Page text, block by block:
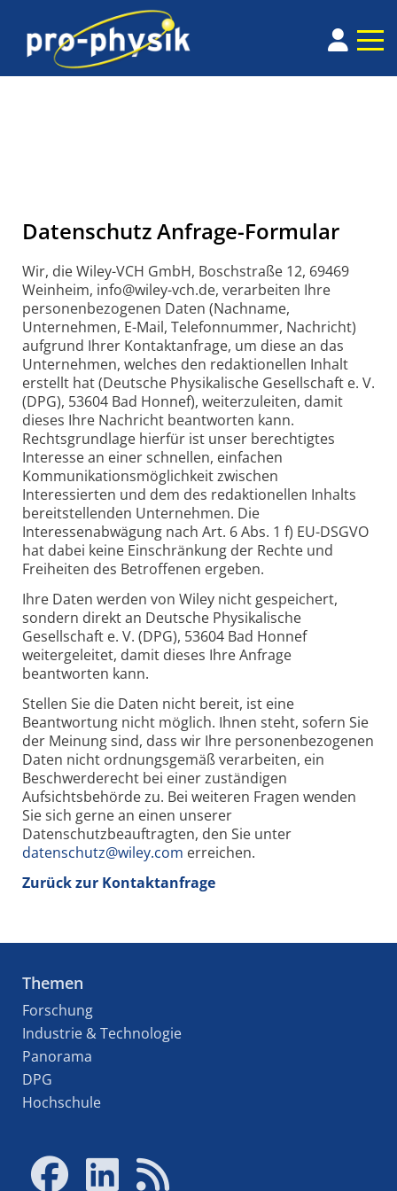
Datenschutz Anfrage-Formular
Wir, die Wiley-VCH GmbH, Boschstraße 12, 69469
Weinheim, info@wiley-vch.de, verarbeiten Ihre
personenbezogenen Daten (Nachname,
Unternehmen, E-Mail, Telefonnummer, Nachricht)
aufgrund Ihrer Kontaktanfrage, um diese an das
Unternehmen, welches den redaktionellen Inhalt
erstellt hat (Deutsche Physikalische Gesellschaft e. V.
(DPG), 53604 Bad Honnef), weiterzuleiten, damit
dieses Ihre Nachricht beantworten kann.
Rechtsgrundlage hierfür ist unser berechtigtes
Interesse an einer schnellen, einfachen
Kommunikationsmöglichkeit zwischen
Interessierten und dem des redaktionellen Inhalts
bereitstellenden Unternehmen. Die
Interessenabwägung nach Art. 6 Abs. 1 f) EU-DSGVO
hat dabei keine Einschränkung der Rechte und
Freiheiten des Betroffenen ergeben.
Ihre Daten werden von Wiley nicht gespeichert,
sondern direkt an Deutsche Physikalische
Gesellschaft e. V. (DPG), 53604 Bad Honnef
weitergeleitet, damit dieses Ihre Anfrage
beantworten kann.
Stellen Sie die Daten nicht bereit, ist eine
Beantwortung nicht möglich. Ihnen steht, sofern Sie
der Meinung sind, dass wir Ihre personenbezogenen
Daten nicht ordnungsgemäß verarbeiten, ein
Beschwerderecht bei einer zuständigen
Aufsichtsbehörde zu. Bei weiteren Fragen wenden
Sie sich gerne an einen unserer
Datenschutzbeauftragten, den Sie unter
datenschutz@wiley.com erreichen.
Zurück zur Kontaktanfrage
Themen
Forschung
Industrie & Technologie
Panorama
DPG
Hochschule